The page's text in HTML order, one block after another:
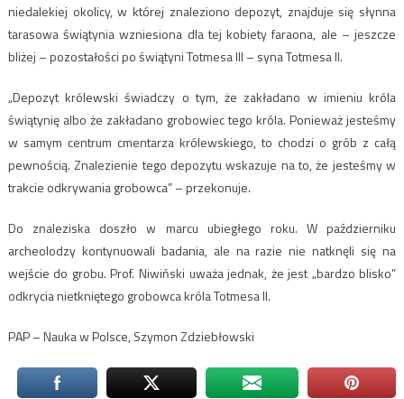
niedalekiej okolicy, w której znaleziono depozyt, znajduje się słynna
tarasowa świątynia wzniesiona dla tej kobiety faraona, ale – jeszcze
bliżej – pozostałości po świątyni Totmesa III – syna Totmesa II.
„Depozyt królewski świadczy o tym, że zakładano w imieniu króla
świątynię albo że zakładano grobowiec tego króla. Ponieważ jesteśmy
w samym centrum cmentarza królewskiego, to chodzi o grób z całą
pewnością. Znalezienie tego depozytu wskazuje na to, że jesteśmy w
trakcie odkrywania grobowca” – przekonuje.
Do znaleziska doszło w marcu ubiegłego roku. W październiku
archeolodzy kontynuowali badania, ale na razie nie natknęli się na
wejście do grobu. Prof. Niwiński uważa jednak, że jest „bardzo blisko”
odkrycia nietkniętego grobowca króla Totmesa II.
PAP – Nauka w Polsce, Szymon Zdziebłowski